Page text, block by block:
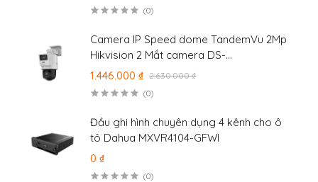
(0)
Camera IP Speed dome TandemVu 2Mp
Hikvision 2 Mắt camera DS-
2SE2C200MWG-E/12
1.446.000 ₫ 2.630.000 ₫
(0)
Đầu ghi hình chuyên dụng 4 kênh cho ô
tô Dahua MXVR4104-GFWI
0 ₫
(0)